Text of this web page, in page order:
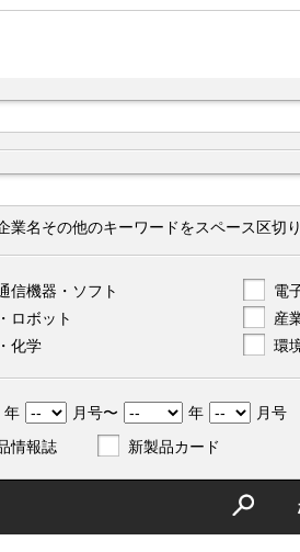
業名その他のキーワードをスペース区切
信機器・ソフト 電
ロボット
産
化学
環
年 月号〜 年
月号
情報誌
新製品カード